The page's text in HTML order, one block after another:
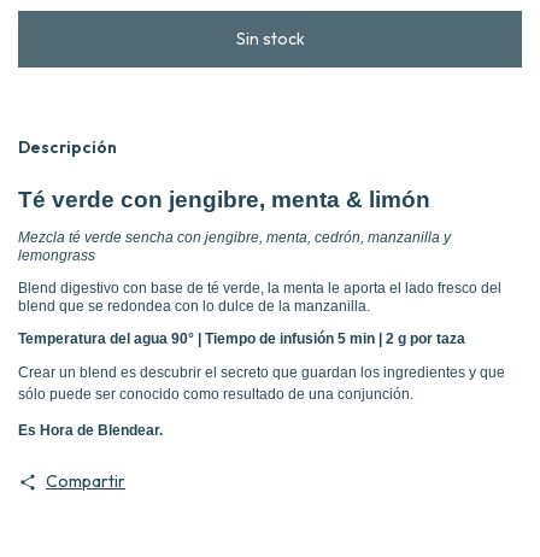
Descripción
Té verde con jengibre, menta & limón
Mezcla té verde sencha con jengibre, menta, cedrón, manzanilla y
lemongrass
Blend digestivo con base de té verde, la menta le aporta el lado fresco del
blend que se redondea con lo dulce de la manzanilla.
Temperatura del agua 90° | Tiempo de infusión 5 min | 2 g por taza
Crear un blend es descubrir el secreto que guardan los ingredientes y que
sólo puede ser conocido como resultado de una conjunción.
Es Hora de Blendear.
Compartir